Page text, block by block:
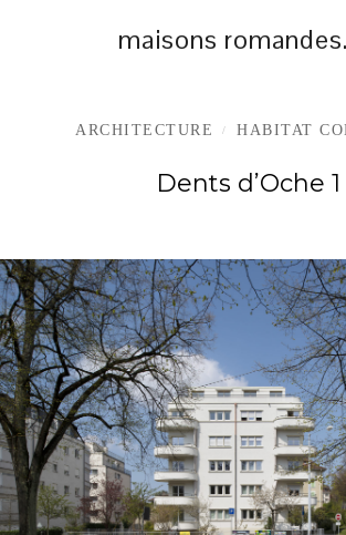
maisons
ARCHITECTURE / HABITAT
Dents d’Oche 1